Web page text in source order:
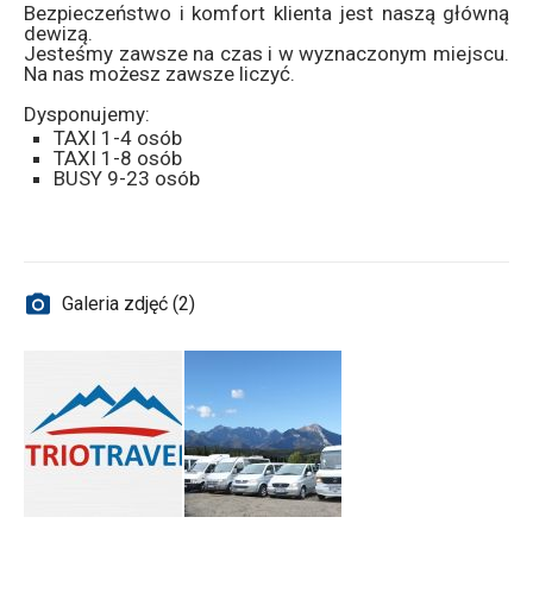
Bezpieczeństwo i komfort klienta jest naszą główną
dewizą.
Jesteśmy zawsze na czas i w wyznaczonym miejscu.
Na nas możesz zawsze liczyć.
Dysponujemy:
TAXI 1-4 osób
TAXI 1-8 osób
BUSY 9-23 osób
Galeria zdjęć (2)